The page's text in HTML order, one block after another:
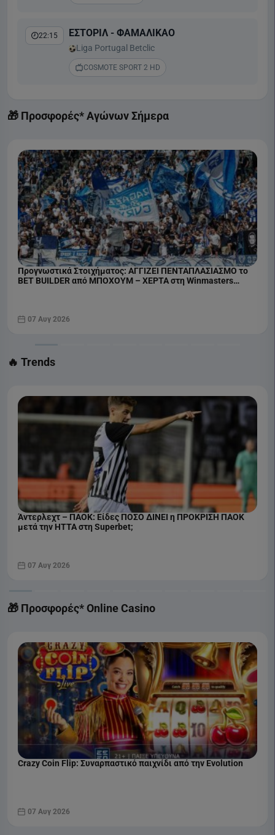
22:15 ΕΣΤΟΡΙΛ - ΦΑΜΑΛΙΚΑΟ
Liga Portugal Betclic
COSMOTE SPORT 2 HD
🎁 Προσφορές* Αγώνων Σήμερα
Προγνωστικά Στοιχήματος: ΑΓΓΙΖΕΙ ΠΕΝΤΑΠΛΑΣΙΑΣΜΟ το
BET BUILDER από ΜΠΟΧΟΥΜ – ΧΕΡΤΑ στη Winmasters
07 Αυγ 2026
🔥 Trends
Άντερλεχτ – ΠΑΟΚ: Είδες ΠΟΣΟ ΔΙΝΕΙ η ΠΡΟΚΡΙΣΗ ΠΑΟΚ
μετά την ΗΤΤΑ στη Superbet;
07 Αυγ 2026
🎁 Προσφορές* Online Casino
Crazy Coin Flip: Συναρπαστικό παιχνίδι από την Evolution
07 Αυγ 2026